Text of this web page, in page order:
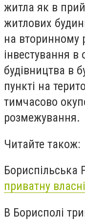
житла як в
житлових
на вторинному
інвестування в
будівництва в
пункті на
тимчасово
розмежування.
Читайте також:
Бориспільська
приватну
В Борисполі